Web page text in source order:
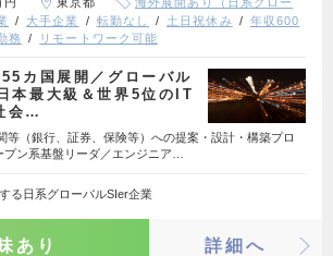
大手企業 転勤なし 土日祝休み
年収600
務 リモートワーク可能
カ国展開／グローバル
本最大級＆世界5位のIT
会…
等（銀行、証券、保険等）への提案・設計・構築プロ
ン系基盤リーダ／エンジニア…
る日系グローバルSIer企業
あり 詳細へ